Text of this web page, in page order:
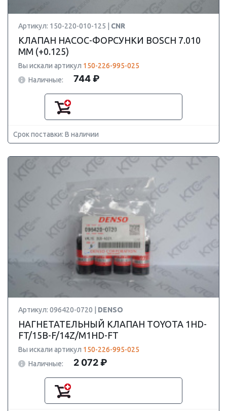
Артикул: 150-220-010-125 | CNR
КЛАПАН НАСОС-ФОРСУНКИ BOSCH 7.010
ММ (+0.125)
Вы искали артикул 150-226-995-025
Наличные:
744 ₽
Срок поставки: В наличии
Артикул: 096420-0720 | DENSO
НАГНЕТАТЕЛЬНЫЙ КЛАПАН TOYOTA 1HD-
FT/15B-F/14Z/M1HD-FT
Вы искали артикул 150-226-995-025
Наличные:
2 072 ₽